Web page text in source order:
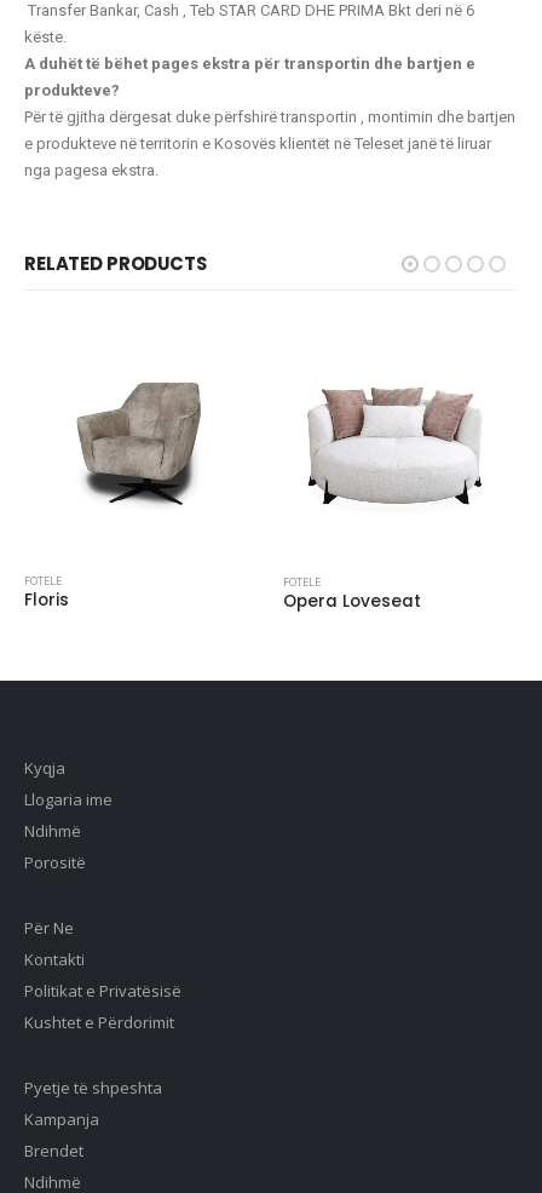
Transfer Bankar, Cash , Teb STAR CARD DHE PRIMA Bkt deri në 6
këste.
A duhët të bëhet pages ekstra për transportin dhe bartjen e
produkteve?
Për të gjitha dërgesat duke përfshirë transportin , montimin dhe bartjen
e produkteve në territorin e Kosovës klientët në Teleset janë të liruar
nga pagesa ekstra.
RELATED PRODUCTS
FOTELE
Floris
FOTELE
Opera Loveseat
Kyqja
Llogaria ime
Ndihmë
Porositë
Për Ne
Kontakti
Politikat e Privatësisë
Kushtet e Përdorimit
Pyetje të shpeshta
Kampanja
Brendet
Ndihmë